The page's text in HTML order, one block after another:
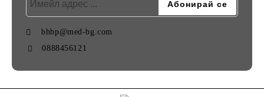
bhbp@med-bg.com
0888456121